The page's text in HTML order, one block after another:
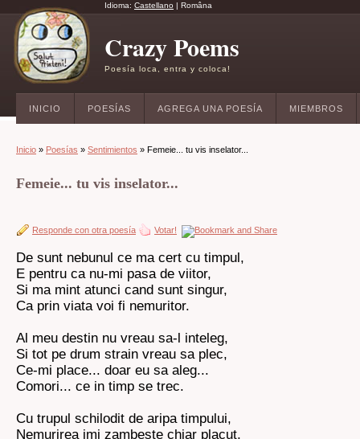
Idioma: Castellano | Româna
Crazy Poems
Poesía loca, entra y coloca!
INICIO POESÍAS AGREGA UNA POESÍA MIEMBROS
Inicio » Poesías » Sentimientos » Femeie... tu vis inselator...
Femeie... tu vis inselator...
Responde con otra poesía Votar!
De sunt nebunul ce ma cert cu timpul,
E pentru ca nu-mi pasa de viitor,
Si ma mint atunci cand sunt singur,
Ca prin viata voi fi nemuritor.
Al meu destin nu vreau sa-l inteleg,
Si tot pe drum strain vreau sa plec,
Ce-mi place... doar eu sa aleg...
Comori... ce in timp se trec.
Cu trupul schilodit de aripa timpului,
Nemurirea imi zambeste chiar placut,